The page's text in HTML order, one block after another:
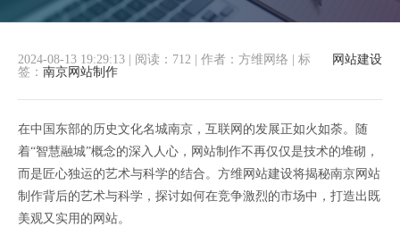
网站建设
2024-08-13 19:29:13 阅读：712 作者：方维网络
标
签： 南京网站制作
在中国东部的历史文化名城南京，互联网的发展正如火如荼。随
着“智慧融城”概念的深入人心，网站制作不再仅仅是技术的堆砌，
而是匠心独运的艺术与科学的结合。方维网站建设将揭秘南京网站
制作背后的艺术与科学，探讨如何在竞争激烈的市场中，打造出既
美观又实用的网站。